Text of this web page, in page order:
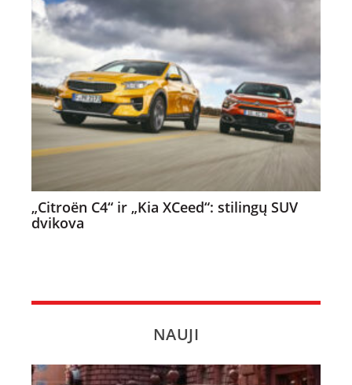
„Citroën C4“ ir „Kia XCeed“: stilingų SUV
dvikova
NAUJI